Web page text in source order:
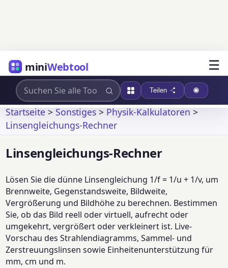
miniWebtool ☰
Teilen
Startseite>Sonstiges>Physik-Kalkulatoren>
Linsengleichungs-Rechner
Linsengleichungs-Rechner
Lösen Sie die dünne Linsengleichung 1/f = 1/u + 1/v, um
Brennweite, Gegenstandsweite, Bildweite,
Vergrößerung und Bildhöhe zu berechnen. Bestimmen
Sie, ob das Bild reell oder virtuell, aufrecht oder
umgekehrt, vergrößert oder verkleinert ist. Live-
Vorschau des Strahlendiagramms, Sammel- und
Zerstreuungslinsen sowie Einheitenunterstützung für
mm, cm und m.